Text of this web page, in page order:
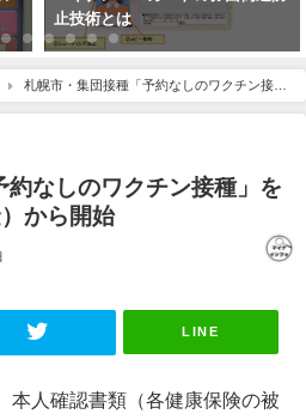
止技術とは
札幌市・集団接種「予約なしのワクチン接
約なしのワクチン接種」を
から開始
LINE
人確認書類（各健康保険の被